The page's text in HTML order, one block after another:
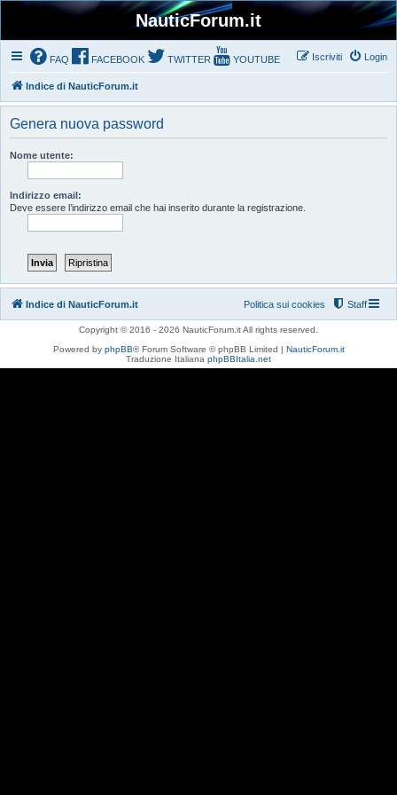
NauticForum.it
FAQ FACEBOOK TWITTER YOUTUBE Login
Iscriviti
Indice di NauticForum.it
Genera nuova password
Nome utente:
Indirizzo email:
Deve essere l’indirizzo email che hai inserito durante la registrazione.
Indice di NauticForum.it Staff
Politica sui cookies
Copyright © 2016 - 2026 NauticForum.it All rights reserved.
Powered by phpBB® Forum Software © phpBB Limited | NauticForum.it
Traduzione Italiana phpBBItalia.net